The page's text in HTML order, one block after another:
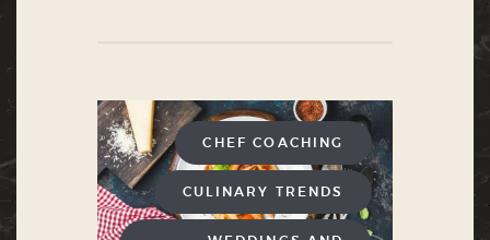
CHEF COACHING
CULINARY TRENDS